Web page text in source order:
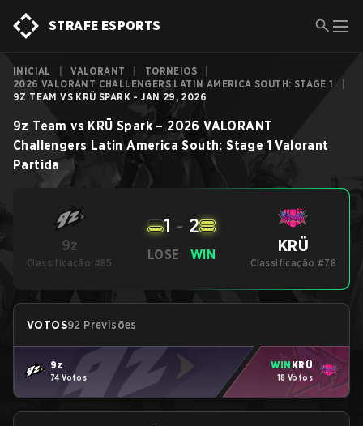
STRAFE ESPORTS
INICIAL VALORANT TORNEIOS
2026 VALORANT CHALLENGERS LATIN AMERICA SOUTH: STAGE 1
9Z TEAM VS KRÜ SPARK - JAN 29, 2026
9z Team vs KRÜ Spark–2026 VALORANT
Challengers Latin America South: Stage 1 Valorant
Partida
9z
Classificação #85
LOSE
1 - 2
WIN KRÜ
Classificação #78
VOTOS92 Previsões
9z
74 Votos
WIN KRÜ
18 Votos